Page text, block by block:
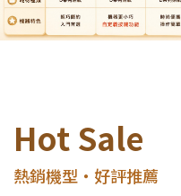
Hot Sale
熱銷機型・好評推薦